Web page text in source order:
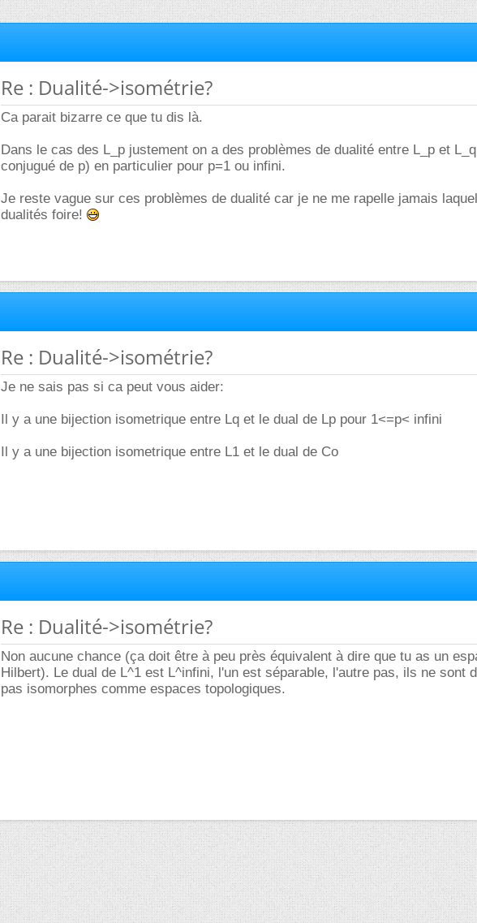
Re : Dualité->isométrie?
Ca parait bizarre ce que tu dis là.
Dans le cas des L_p justement on a des problèmes de dualité entre L_p et
conjugué de p) en particulier pour p=1 ou infini.
Je reste vague sur ces problèmes de dualité car je ne me rapelle jamais
dualités foire!
Re : Dualité->isométrie?
Je ne sais pas si ca peut vous aider:
Il y a une bijection isometrique entre Lq et le dual de Lp pour 1<=p< infini
Il y a une bijection isometrique entre L1 et le dual de Co
Re : Dualité->isométrie?
Non aucune chance (ça doit être à peu près équivalent à dire que tu as un
Hilbert). Le dual de L^1 est L^infini, l'un est séparable, l'autre pas, ils ne sont
pas isomorphes comme espaces topologiques.